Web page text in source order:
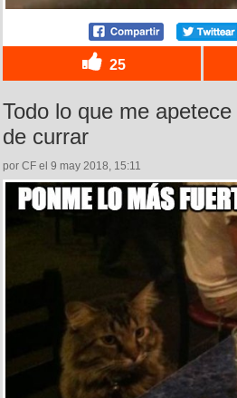
25
Todo lo que me
de currar
por CF el 9 may 2018, 15:11